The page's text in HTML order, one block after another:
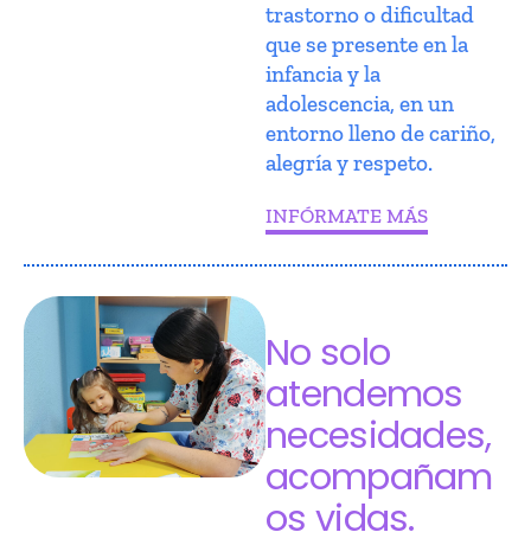
trastorno o dificultad
que se presente en la
infancia y la
adolescencia, en un
entorno lleno de cariño,
alegría y respeto.
INFÓRMATE MÁS
No solo
atendemos
necesidades,
acompañam
os vidas.